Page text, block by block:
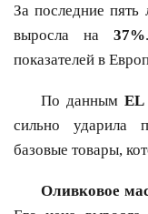
За последние пять
выросла на37%
показателей в
По данным EL
сильно ударила
базовые товары,
Оливковое